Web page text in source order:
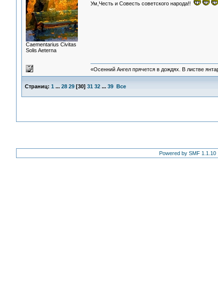
Сaementarius Civitas
Solis Aeterna
Ум,Честь и Совесть советского народа!!
«Осенний Ангел прячется в дождях. В листве
Страниц: 1 ... 28 29[30] 31 32 ... 39 Все
Powered by SMF 1.1.10